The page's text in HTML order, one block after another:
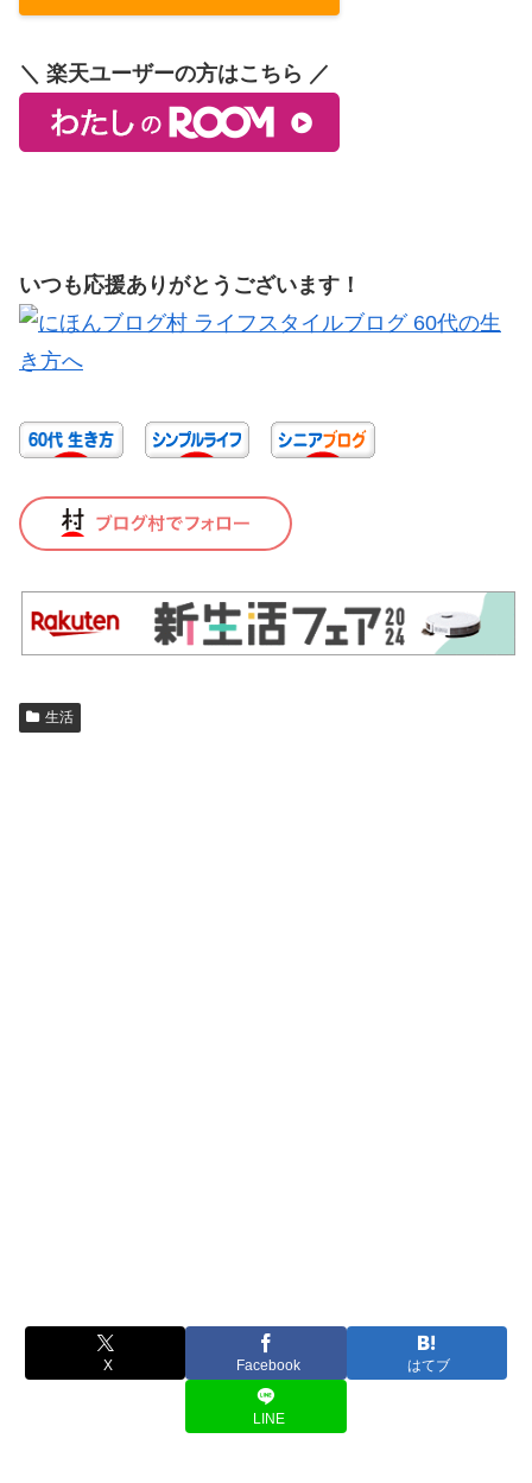
＼ 楽天ユーザーの方はこちら ／
いつも応援ありがとうございます！
生活
X Facebook はてブ
LINE